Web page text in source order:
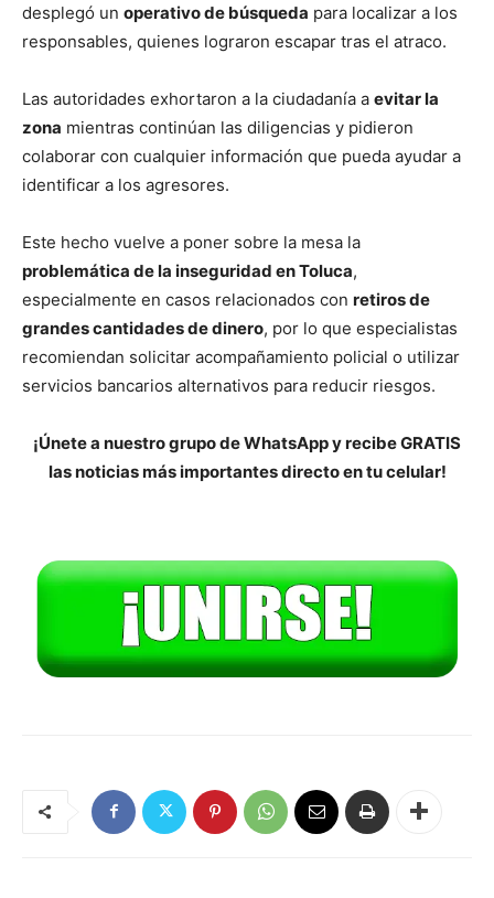
desplegó un operativo de búsqueda para localizar a los
responsables, quienes lograron escapar tras el atraco.
Las autoridades exhortaron a la ciudadanía a evitar la
zona mientras continúan las diligencias y pidieron
colaborar con cualquier información que pueda ayudar a
identificar a los agresores.
Este hecho vuelve a poner sobre la mesa la
problemática de la inseguridad en Toluca,
especialmente en casos relacionados con retiros de
grandes cantidades de dinero, por lo que especialistas
recomiendan solicitar acompañamiento policial o utilizar
servicios bancarios alternativos para reducir riesgos.
¡Únete a nuestro grupo de WhatsApp y recibe GRATIS
las noticias más importantes directo en tu celular!